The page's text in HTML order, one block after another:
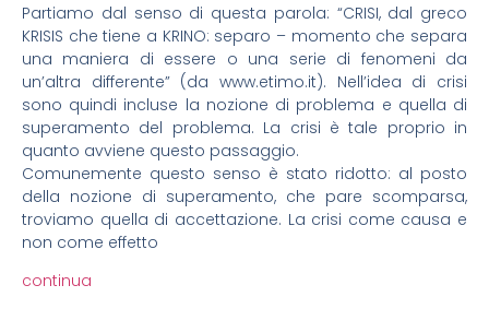
Partiamo dal senso di questa parola: “CRISI, dal greco
KRISIS che tiene a KRINO: separo – momento che separa
una maniera di essere o una serie di fenomeni da
un’altra differente” (da www.etimo.it). Nell’idea di crisi
sono quindi incluse la nozione di problema e quella di
superamento del problema. La crisi è tale proprio in
quanto avviene questo passaggio.
Comunemente questo senso è stato ridotto: al posto
della nozione di superamento, che pare scomparsa,
troviamo quella di accettazione. La crisi come causa e
non come effetto
continua